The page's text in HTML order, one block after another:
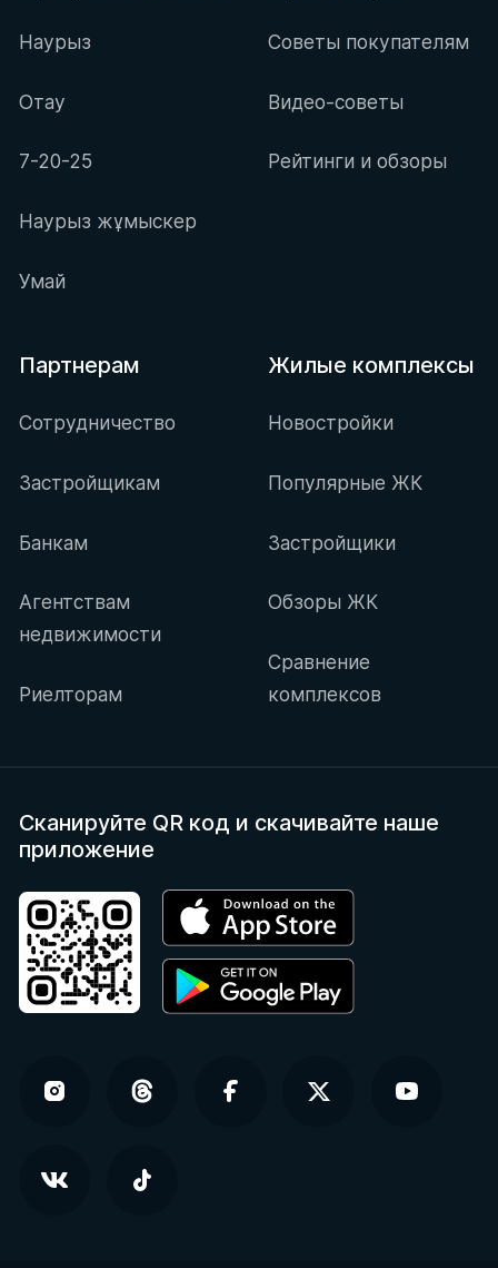
Наурыз
Отау
7-20-25
Наурыз жұмыскер
Умай
Советы покупателям
Видео-советы
Рейтинги и обзоры
Партнерам
Сотрудничество
Застройщикам
Банкам
Агентствам
недвижимости
Риелторам
Жилые комплексы
Новостройки
Популярные ЖК
Застройщики
Обзоры ЖК
Сравнение
комплексов
Сканируйте QR код и скачивайте наше
приложение